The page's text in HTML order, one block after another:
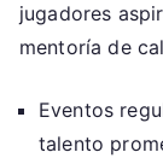
jugadores
mentoría de
Eventos
talento